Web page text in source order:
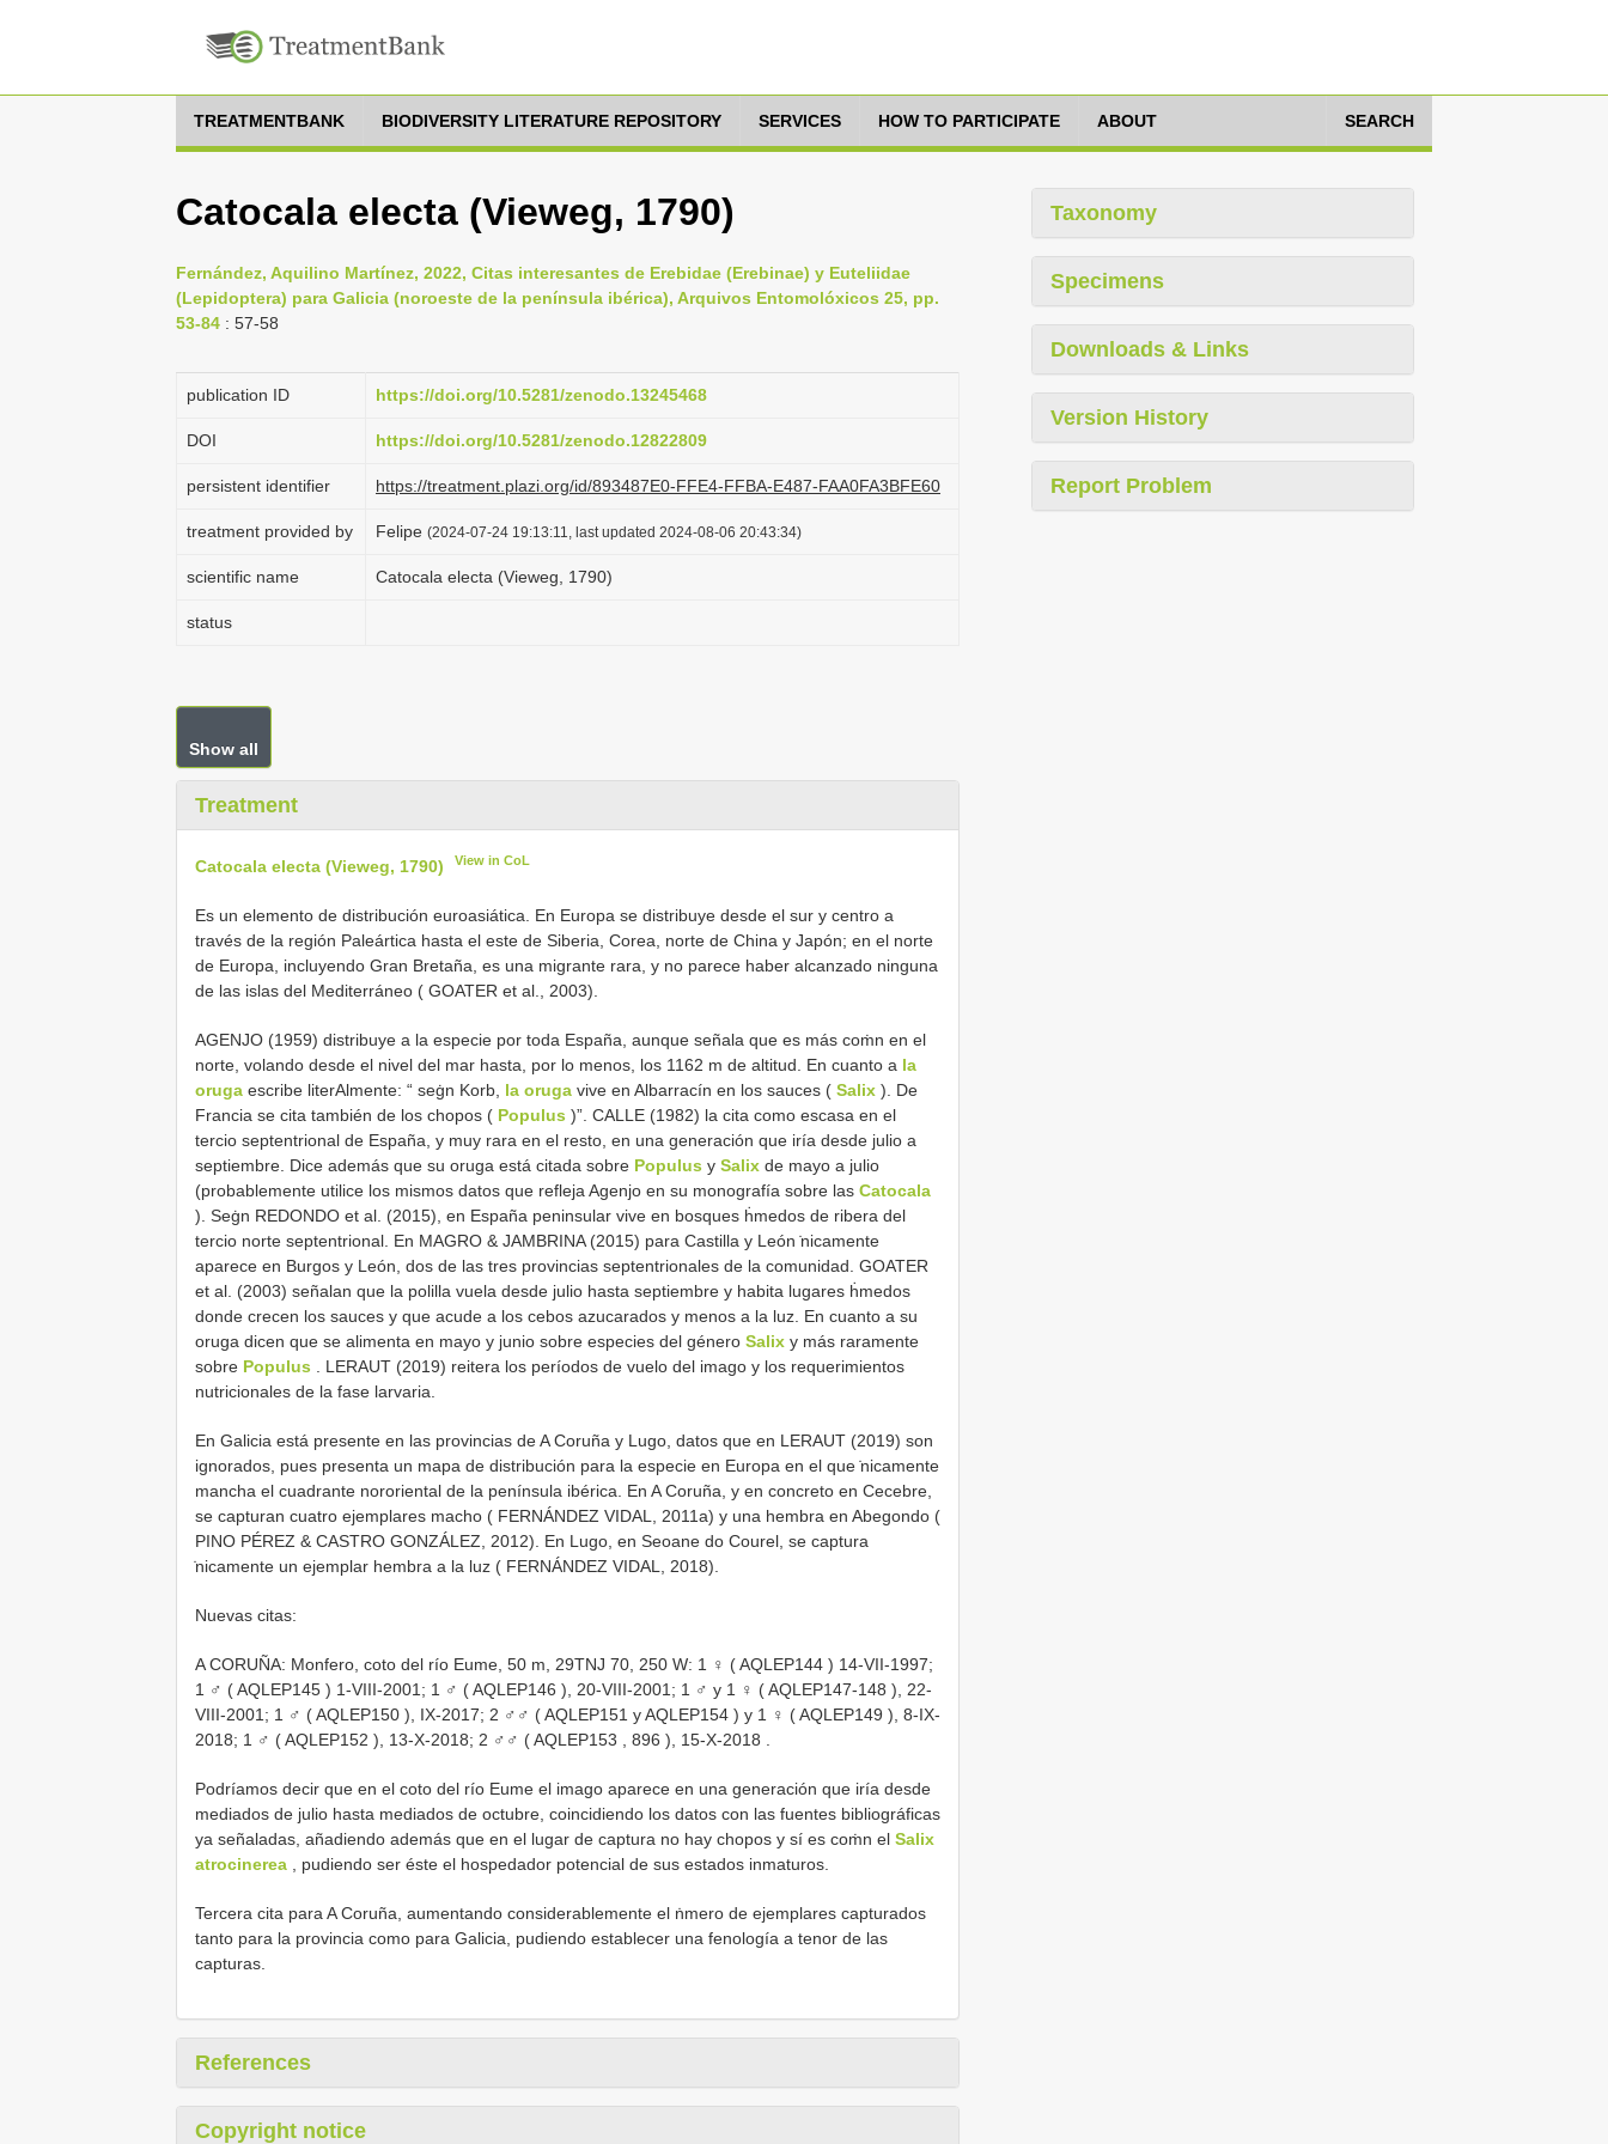
TREATMENTBANK BIODIVERSITY LITERATURE REPOSITORY SERVICES HOW TO PARTICIPATE ABOUT SEARCH
Catocala electa (Vieweg, 1790)
Fernández, Aquilino Martínez, 2022, Citas interesantes de Erebidae (Erebinae) y Euteliidae
(Lepidoptera) para Galicia (noroeste de la península ibérica), Arquivos Entomolóxicos 25, pp.
53-84 : 57-58
publication ID https://doi.org/10.5281/zenodo.13245468
DOI https://doi.org/10.5281/zenodo.12822809
persistent identifier https://treatment.plazi.org/id/893487E0-FFE4-FFBA-E487-FAA0FA3BFE60
treatment provided by Felipe (2024-07-24 19:13:11, last updated 2024-08-06 20:43:34)
scientific name Catocala electa (Vieweg, 1790)
status
Show all
Treatment
Catocala electa (Vieweg, 1790) View in CoL
Es un elemento de distribución euroasiática. En Europa se distribuye desde el sur y centro a
través de la región Paleártica hasta el este de Siberia, Corea, norte de China y Japón; en el norte
de Europa, incluyendo Gran Bretaña, es una migrante rara, y no parece haber alcanzado ninguna
de las islas del Mediterráneo ( GOATER et al., 2003).
AGENJO (1959) distribuye a la especie por toda España, aunque señala que es más coṁn en el
norte, volando desde el nivel del mar hasta, por lo menos, los 1162 m de altitud. En cuanto a la
oruga escribe literAlmente: “ seġn Korb, la oruga vive en Albarracín en los sauces ( Salix ). De
Francia se cita también de los chopos ( Populus )”. CALLE (1982) la cita como escasa en el
tercio septentrional de España, y muy rara en el resto, en una generación que iría desde julio a
septiembre. Dice además que su oruga está citada sobre Populus y Salix de mayo a julio
(probablemente utilice los mismos datos que refleja Agenjo en su monografía sobre las Catocala
). Seġn REDONDO et al. (2015), en España peninsular vive en bosques ḣmedos de ribera del
tercio norte septentrional. En MAGRO & JAMBRINA (2015) para Castilla y León ̇nicamente
aparece en Burgos y León, dos de las tres provincias septentrionales de la comunidad. GOATER
et al. (2003) señalan que la polilla vuela desde julio hasta septiembre y habita lugares ḣmedos
donde crecen los sauces y que acude a los cebos azucarados y menos a la luz. En cuanto a su
oruga dicen que se alimenta en mayo y junio sobre especies del género Salix y más raramente
sobre Populus . LERAUT (2019) reitera los períodos de vuelo del imago y los requerimientos
nutricionales de la fase larvaria.
En Galicia está presente en las provincias de A Coruña y Lugo, datos que en LERAUT (2019) son
ignorados, pues presenta un mapa de distribución para la especie en Europa en el que ̇nicamente
mancha el cuadrante nororiental de la península ibérica. En A Coruña, y en concreto en Cecebre,
se capturan cuatro ejemplares macho ( FERNÁNDEZ VIDAL, 2011a) y una hembra en Abegondo (
PINO PÉREZ & CASTRO GONZÁLEZ, 2012). En Lugo, en Seoane do Courel, se captura
̇nicamente un ejemplar hembra a la luz ( FERNÁNDEZ VIDAL, 2018).
Nuevas citas:
A CORUÑA: Monfero, coto del río Eume, 50 m, 29TNJ 70, 250 W: 1 ♀ (AQLEP144 ) 14-VII-1997;
1 ♂ (AQLEP145 ) 1-VIII-2001; 1 ♂ (AQLEP146 ), 20-VIII-2001; 1 ♂ y 1 ♀ (AQLEP147-148 ), 22-
VIII-2001; 1 ♂ (AQLEP150 ), IX-2017; 2 ♂♂ (AQLEP151 yAQLEP154 ) y 1 ♀ (AQLEP149 ), 8-IX-
2018; 1 ♂ (AQLEP152 ), 13-X-2018; 2 ♂♂ (AQLEP153 896 ), 15-X-2018
Podríamos decir que en el coto del río Eume el imago aparece en una generación que iría desde
mediados de julio hasta mediados de octubre, coincidiendo los datos con las fuentes bibliográficas
ya señaladas, añadiendo además que en el lugar de captura no hay chopos y sí es coṁn el Salix
atrocinerea , pudiendo ser éste el hospedador potencial de sus estados inmaturos.
Tercera cita para A Coruña, aumentando considerablemente el ṅmero de ejemplares capturados
tanto para la provincia como para Galicia, pudiendo establecer una fenología a tenor de las
capturas.
References
Copyright notice
Taxonomy
Specimens
Downloads & Links
Version History
Report Problem